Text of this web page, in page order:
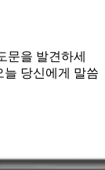
문을 발견하세
늘 당신에게 말씀